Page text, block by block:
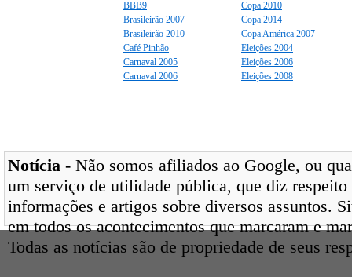
BBB9
Brasileirão 2007
Brasileirão 2010
Café Pinhão
Carnaval 2005
Carnaval 2006
Copa 2010
Copa 2014
Copa América 2007
Eleições 2004
Eleições 2006
Eleições 2008
Notícia - Não somos afiliados ao Google, ou
um serviço de utilidade pública, que diz
informações e artigos sobre diversos assuntos.
em todos os acontecimentos que marcaram e
Todas as notícias são de propriedade de seus